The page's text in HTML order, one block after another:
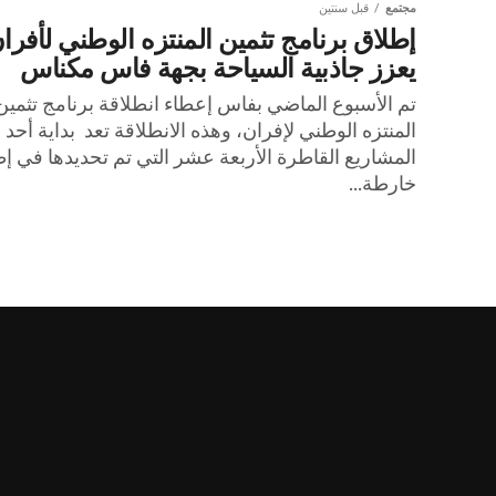
مجتمع قبل سنتين
إطلاق برنامج تثمين المنتزه الوطني
يعزز جاذبية السياحة بجهة فاس مكناس
تم الأسبوع الماضي بفاس إعطاء انطلاقة برنامج
المنتزه الوطني لإفران، وهذه الانطلاقة تعد بداية أحد
المشاريع القاطرة الأربعة عشر التي تم تحديدها في
خارطة...